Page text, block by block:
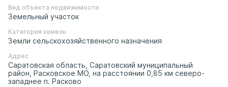
Вид объекта недвижимости
Земельный участок
Категория земель
Земли сельскохозяйственного назначения
Адрес
Саратовская область, Саратовский муниципальный
район, Расковское МО, на расстоянии 0,85 км северо-
западнее п. Расково